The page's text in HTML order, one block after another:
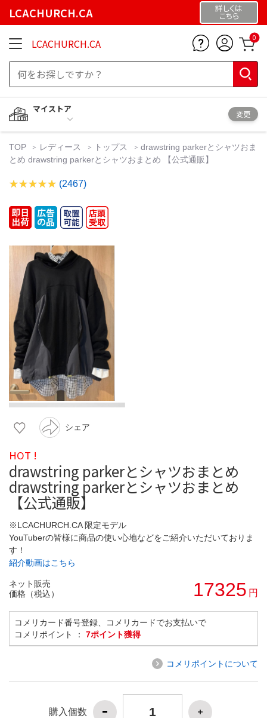
LCACHURCH.CA 詳しくは
こちら
LCACHURCH.CA 0
マイストア
変更
TOP レディース トップス
drawstring parkerとシャツおま
とめ drawstring parkerとシャツおまとめ 【公式通販】
(2467)
シェア
HOT !
drawstring parkerとシャツおまとめ
drawstring parkerとシャツおまとめ
【公式通販】
※LCACHURCH.CA 限定モデル
YouTuberの皆様に商品の使い心地などをご紹介いただいておりま
す！
紹介動画はこちら
ネット販売
価格（税込）
17325 円
コメリカード番号登録、コメリカードでお支払いで
コメリポイント ： 7ポイント獲得
コメリポイントについて
購入個数